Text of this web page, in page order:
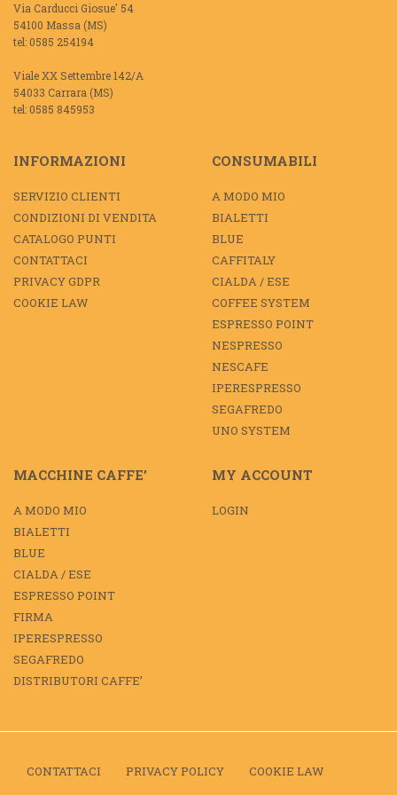
Via Carducci Giosue' 54
54100 Massa (MS)
tel: 0585 254194
Viale XX Settembre 142/A
54033 Carrara (MS)
tel: 0585 845953
INFORMAZIONI
SERVIZIO CLIENTI
CONDIZIONI DI VENDITA
CATALOGO PUNTI
CONTATTACI
PRIVACY GDPR
COOKIE LAW
CONSUMABILI
A MODO MIO
BIALETTI
BLUE
CAFFITALY
CIALDA / ESE
COFFEE SYSTEM
ESPRESSO POINT
NESPRESSO
NESCAFE
IPERESPRESSO
SEGAFREDO
UNO SYSTEM
MACCHINE CAFFE’
A MODO MIO
BIALETTI
BLUE
CIALDA / ESE
ESPRESSO POINT
FIRMA
IPERESPRESSO
SEGAFREDO
DISTRIBUTORI CAFFE’
MY ACCOUNT
LOGIN
CONTATTACI PRIVACY POLICY COOKIE LAW